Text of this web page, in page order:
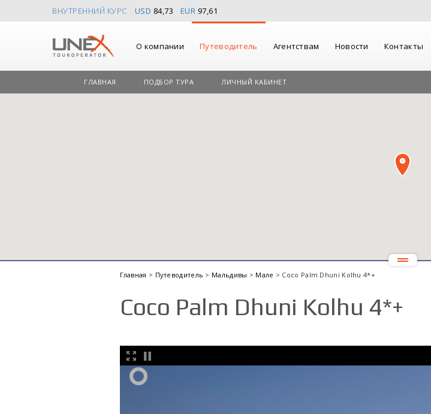
ВНУТРЕННИЙ КУРС USD 84,73 EUR 97,61
О компании Путеводитель Агентствам Новости Контакты
ГЛАВНАЯ ПОДБОР ТУРА ЛИЧНЫЙ КАБИНЕТ
Главная > Путеводитель > Мальдивы > Мале > Coco Palm Dhuni Kolhu 4*+
Coco Palm Dhuni Kolhu 4*+